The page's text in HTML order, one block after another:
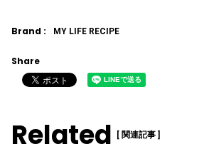
Brand : MY LIFE RECIPE
Share
Related [ 関連記事 ]